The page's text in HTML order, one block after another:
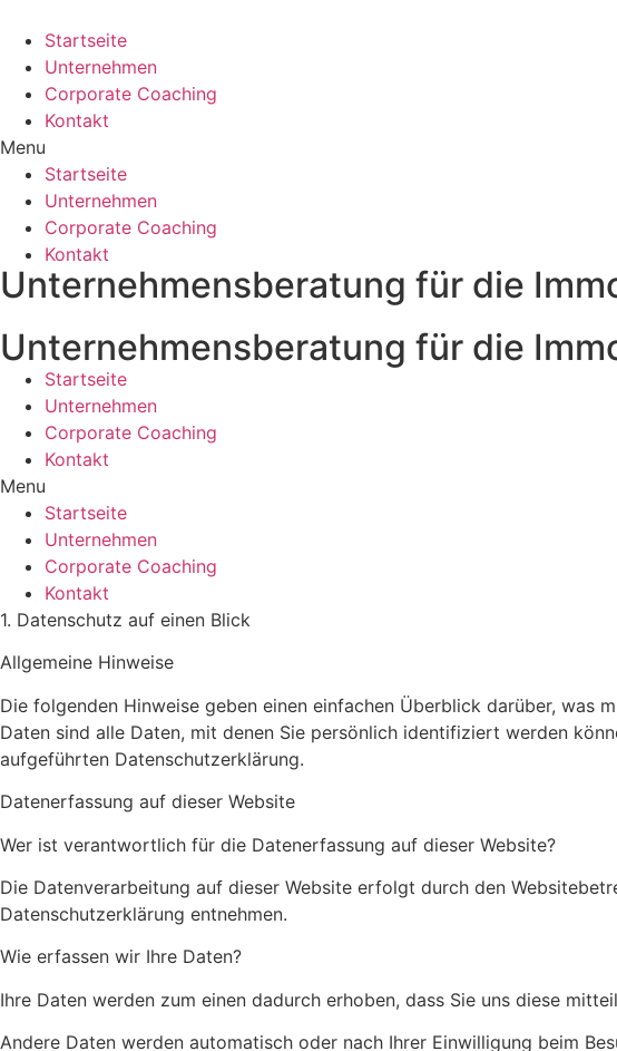
Inhalt
wechseln
Startseite
Unternehmen
Corporate Coaching
Kontakt
Menu
Startseite
Unternehmen
Corporate Coaching
Kontakt
Unternehmensberatung für die
Unternehmensberatung für die
Startseite
Unternehmen
Corporate Coaching
Kontakt
Menu
Startseite
Unternehmen
Corporate Coaching
Kontakt
1. Datenschutz auf einen Blick
Allgemeine Hinweise
Die folgenden Hinweise geben einen einfachen Überblick darüber, was
Daten sind alle Daten, mit denen Sie persönlich identifiziert werden
aufgeführten Datenschutzerklärung.
Datenerfassung auf dieser Website
Wer ist verantwortlich für die Datenerfassung auf dieser Website?
Die Datenverarbeitung auf dieser Website erfolgt durch den
Datenschutzerklärung entnehmen.
Wie erfassen wir Ihre Daten?
Ihre Daten werden zum einen dadurch erhoben, dass Sie uns diese
Andere Daten werden automatisch oder nach Ihrer Einwilligung beim